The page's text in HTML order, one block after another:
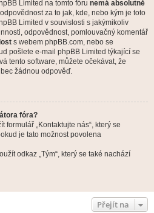
Limited na tomto fóru nemá absolutně
za to jak, kde, nebo kým je toto
Limited v souvislosti s jakýmikoliv
odpovědnost, pomlouvačný komentář
s webem phpBB.com, nebo se
pošlete e-mail phpBB Limited týkající se
tento software, můžete očekávat, že
žádnou odpověď.
fóra?
formulář „Kontaktujte nás“, který se
je tato možnost povolena
odkaz „Tým“, který se také nachází
Přejít na